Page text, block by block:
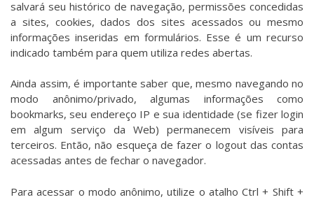
salvará seu histórico de navegação, permissões concedidas
a sites, cookies, dados dos sites acessados ou mesmo
informações inseridas em formulários. Esse é um recurso
indicado também para quem utiliza redes abertas.
Ainda assim, é importante saber que, mesmo navegando no
modo anônimo/privado, algumas informações como
bookmarks, seu endereço IP e sua identidade (se fizer login
em algum serviço da Web) permanecem visíveis para
terceiros. Então, não esqueça de fazer o logout das contas
acessadas antes de fechar o navegador.
Para acessar o modo anônimo, utilize o atalho Ctrl + Shift +